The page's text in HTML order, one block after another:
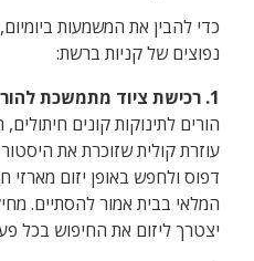
כדי להבין את המשמעות
נפוצים של קניות ברשת:
1. רכישת ציוד מתמשכת להורים טריים
הורים לתינוקות קונים
עוזרת קולית שזוכרת את
דפוס ולחפש באופן יזום מארזי
המלאי בבית אמור להסתיים.
יצטרך ליזום את החיפוש בכל